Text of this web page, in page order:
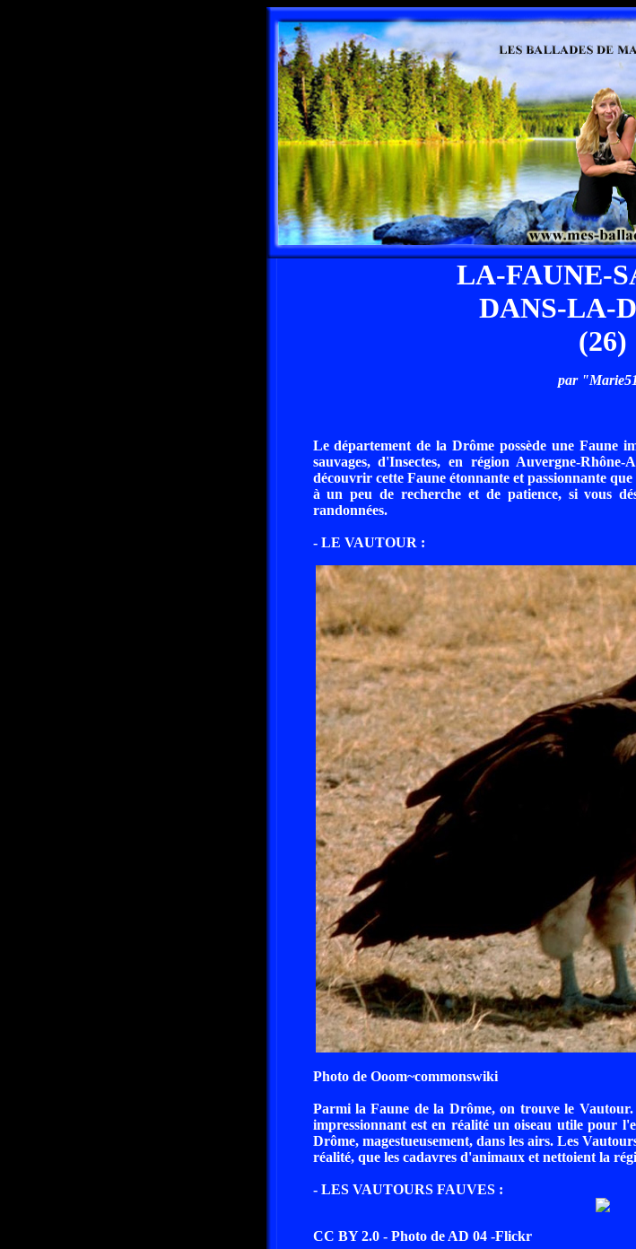
LA-FAUNE-
DANS-LA-
(26)
par
Le département de la Drôme possède une Faune
sauvages, d'Insectes, en région Auvergne-
découvrir cette Faune étonnante et passionnante
à un peu de recherche et de patience, si vous
randonnées.
- LE VAUTOUR :
Photo de Ooom~commonswiki
Parmi la Faune de la Drôme, on trouve le
impressionnant est en réalité un oiseau utile pour
Drôme, magestueusement, dans les airs. Les
réalité, que les cadavres d'animaux et nettoient la
- LES VAUTOURS FAUVES :
CC BY 2.0 - Photo de AD 04 -Flickr